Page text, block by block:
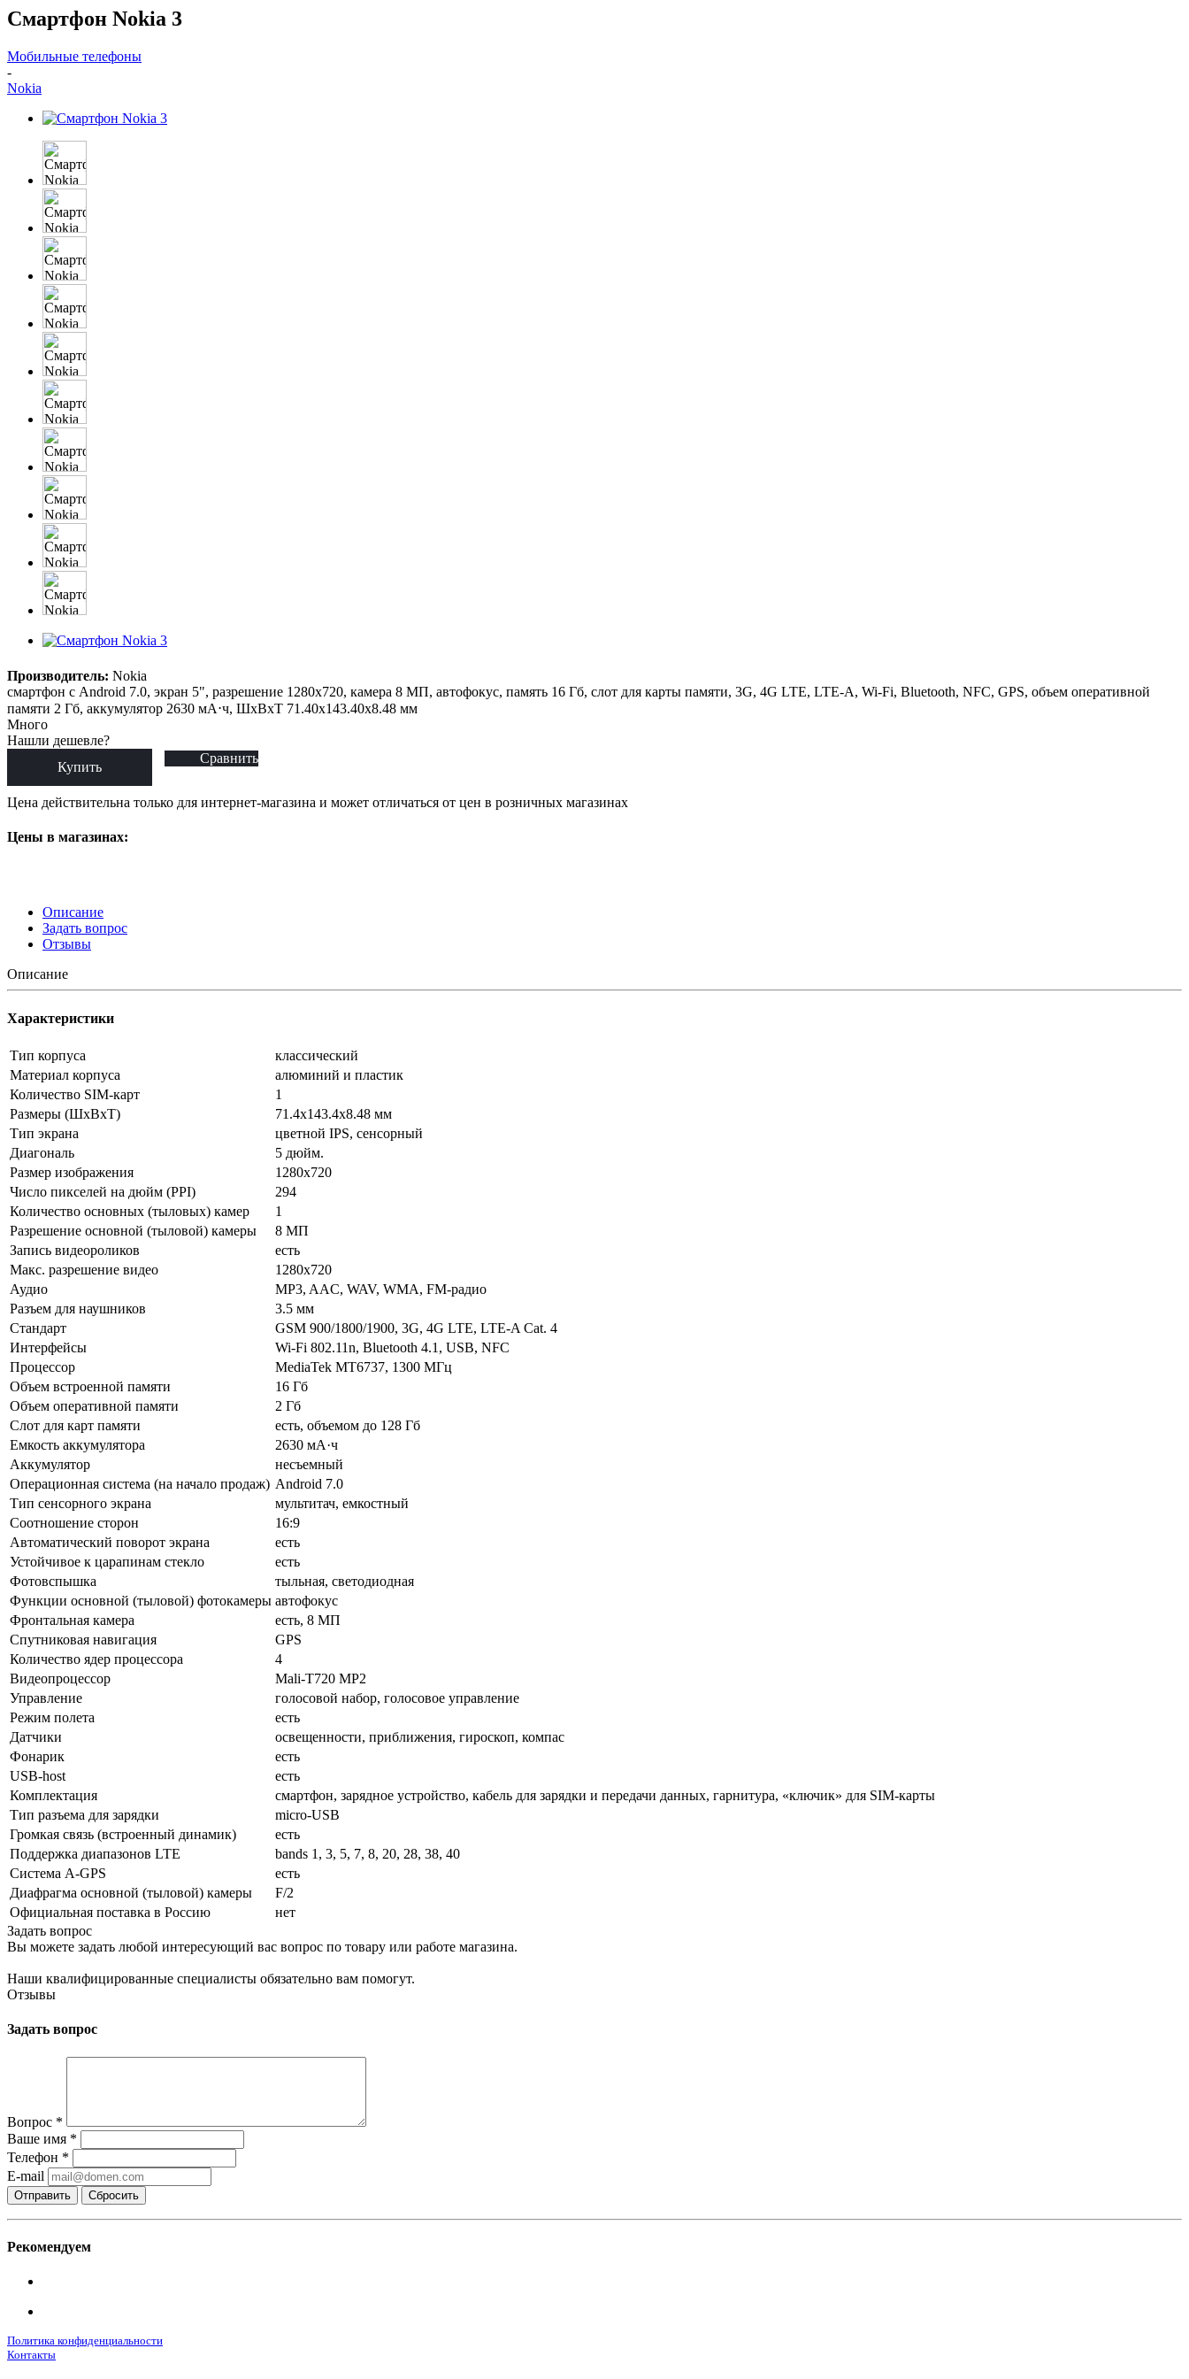
Смартфон Nokia 3
Мобильные телефоны
-
Nokia
Производитель: Nokia
смартфон с Android 7.0, экран 5", разрешение 1280x720, камера 8 МП, автофокус, память 16 Гб, слот для карты памяти, 3G, 4G LTE, LTE-A, Wi-Fi, Bluetooth, NFC, GPS, объем оперативной
памяти 2 Гб, аккумулятор 2630 мА⋅ч, ШxВxТ 71.40x143.40x8.48 мм
Много
Нашли дешевле?
Купить
Сравнить
Цена действительна только для интернет-магазина и может отличаться от цен в розничных магазинах
Цены в магазинах:
Описание
Задать вопрос
Отзывы
Описание
Характеристики
Тип корпуса
классический
Материал корпуса
алюминий и пластик
Количество SIM-карт
1
Размеры (ШxВxТ)
71.4x143.4x8.48 мм
Тип экрана
цветной IPS, сенсорный
Диагональ
5 дюйм.
Размер изображения
1280x720
Число пикселей на дюйм (PPI)
294
Количество основных (тыловых) камер
1
Разрешение основной (тыловой) камеры
8 МП
Запись видеороликов
есть
Макс. разрешение видео
1280x720
Аудио
MP3, AAC, WAV, WMA, FM-радио
Разъем для наушников
3.5 мм
Стандарт
GSM 900/1800/1900, 3G, 4G LTE, LTE-A Cat. 4
Интерфейсы
Wi-Fi 802.11n, Bluetooth 4.1, USB, NFC
Процессор
MediaTek MT6737, 1300 МГц
Объем встроенной памяти
16 Гб
Объем оперативной памяти
2 Гб
Слот для карт памяти
есть, объемом до 128 Гб
Емкость аккумулятора
2630 мА·ч
Аккумулятор
несъемный
Операционная система (на начало продаж) Android 7.0
Тип сенсорного экрана
мультитач, емкостный
Соотношение сторон
16:9
Автоматический поворот экрана
есть
Устойчивое к царапинам стекло
есть
Фотовспышка
тыльная, светодиодная
Функции основной (тыловой) фотокамеры автофокус
Фронтальная камера
есть, 8 МП
Спутниковая навигация
GPS
Количество ядер процессора
4
Видеопроцессор
Mali-T720 MP2
Управление
голосовой набор, голосовое управление
Режим полета
есть
Датчики
освещенности, приближения, гироскоп, компас
Фонарик
есть
USB-host
есть
Комплектация
смартфон, зарядное устройство, кабель для зарядки и передачи данных, гарнитура, «ключик» для SIM-карты
Тип разъема для зарядки
micro-USB
Громкая связь (встроенный динамик)
есть
Поддержка диапазонов LTE
bands 1, 3, 5, 7, 8, 20, 28, 38, 40
Cистема A-GPS
есть
Диафрагма основной (тыловой) камеры
F/2
Официальная поставка в Россию
нет
Задать вопрос
Вы можете задать любой интересующий вас вопрос по товару или работе магазина.
Наши квалифицированные специалисты обязательно вам помогут.
Отзывы
Задать вопрос
Вопрос *
Ваше имя *
Телефон *
E-mail
Сбросить
Рекомендуем
Политика конфиденциальности
Контакты